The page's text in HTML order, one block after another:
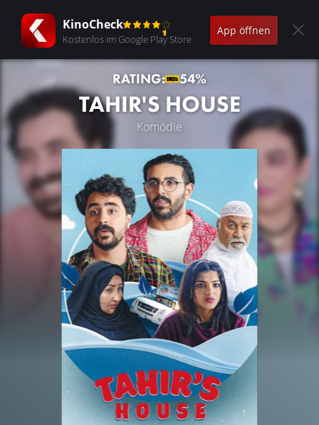
KinoCheck
Kostenlos im Google Play Store
App öffnen
RATING: 54%
TAHIR'S HOUSE
Komödie